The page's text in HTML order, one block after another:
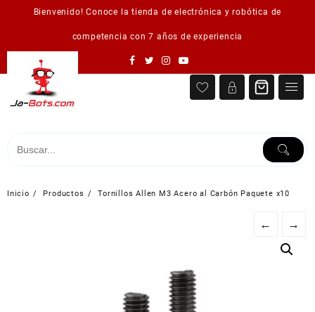
Bienvenido! Conoce la tienda de electrónica y robótica de
competencia con 7 años de experiencia
Inicio Productos Tornillos Allen M3 Acero al Carbón Paquete x10
← →